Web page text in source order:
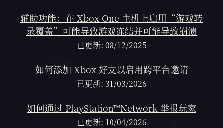
辅助功能：在 Xbox One 主机上启用“游戏转
录覆盖”可能导致游戏冻结并可能导致崩溃
已更新: 08/12/2025
如何添加 Xbox 好友以启用跨平台邀请
已更新: 31/03/2026
如何通过 PlayStation™Network 举报玩家
已更新: 10/04/2026